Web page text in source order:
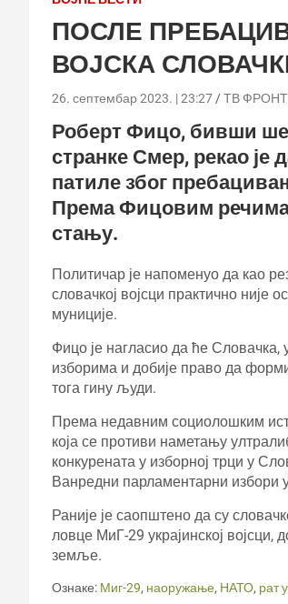
ПОСЛЕ
ВОЈСКА
26. септембар 2023. | 23:27 ТВ ФРОНТ
Роберт Фицо, бивши
странке Смер, рекао је
патиле због
Према Фицовим речима,
стању.
Политичар је напоменуо да као
словачкој војсци практично
муниције.
Фицо је нагласио да ће Словачка,
изборима и добије право да
тога гину људи.
Према недавним социолошким
која се противи наметању
конкурената у изборној трци у
Ванредни парламентарни избори
Раније је саопштено да су
ловце МиГ-29 украјинској
земље.
Ознаке: Миг-29, наоружање, НАТО, рат